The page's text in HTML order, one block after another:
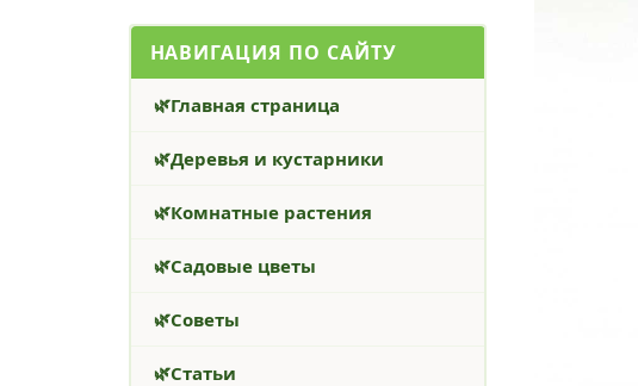
НАВИГАЦИЯ ПО САЙТУ
Главная страница
Деревья и кустарники
Комнатные растения
Садовые цветы
Советы
Статьи